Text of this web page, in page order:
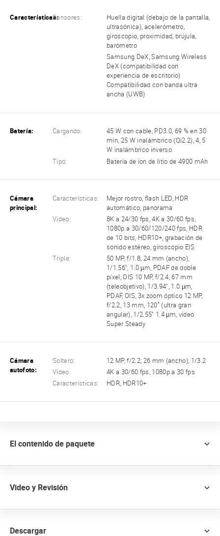
Características:Sensores:
Huella digital (debajo de la pantalla,
ultrasónica), acelerómetro,
giroscopio, proximidad, brújula,
barómetro
Samsung DeX, Samsung Wireless
DeX (compatibilidad con
experiencia de escritorio)
Compatibilidad con banda ultra
ancha (UWB)
Batería: Cargando:
45 W con cable, PD3.0, 69 % en 30
min, 25 W inalámbrico (Qi2.2), 4, 5
W inalámbrico inverso
Tipo:
Batería de ion de litio de 4900 mAh
Cámara
principal:
Características:
Mejor rostro, flash LED, HDR
automático, panorama
Video:
8K a 24/30 fps, 4K a 30/60 fps,
1080p a 30/60/120/240 fps, HDR
de 10 bits, HDR10+, grabación de
sonido estéreo, giroscopio EIS
Triple:
50 MP, f/1.8, 24 mm (ancho),
1/1.56", 1.0 µm, PDAF de doble
píxel, OIS 10 MP, f/2.4, 67 mm
(teleobjetivo), 1/3.94", 1.0 µm,
PDAF, OIS, 3x zoom óptico 12 MP,
f/2.2, 13 mm, 120˚ (ultra gran
angular), 1/2.55" 1.4 µm, video
Super Steady
Cámara
autofoto:
Soltero:
12 MP, f/2.2, 26 mm (ancho), 1/3.2
Video:
4K a 30/60 fps, 1080p a 30 fps
Características:
HDR, HDR10+
El contenido de paquete
Video y Revisión
Descargar